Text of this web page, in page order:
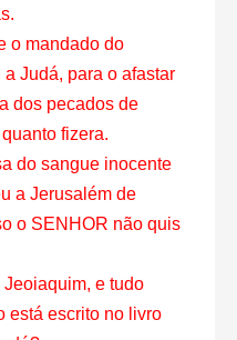
o mandado do
Judá, para o afastar
dos pecados de
fizera.
do sangue inocente
a Jerusalém de
o SENHOR não quis
e tudo
está escrito no livro